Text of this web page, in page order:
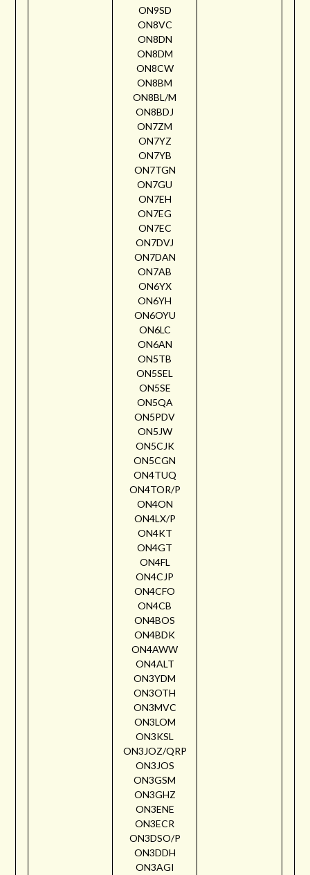
ON9SD
ON8VC
ON8DN
ON8DM
ON8CW
ON8BM
ON8BL/M
ON8BDJ
ON7ZM
ON7YZ
ON7YB
ON7TGN
ON7GU
ON7EH
ON7EG
ON7EC
ON7DVJ
ON7DAN
ON7AB
ON6YX
ON6YH
ON6OYU
ON6LC
ON6AN
ON5TB
ON5SEL
ON5SE
ON5QA
ON5PDV
ON5JW
ON5CJK
ON5CGN
ON4TUQ
ON4TOR/P
ON4ON
ON4LX/P
ON4KT
ON4GT
ON4FL
ON4CJP
ON4CFO
ON4CB
ON4BOS
ON4BDK
ON4AWW
ON4ALT
ON3YDM
ON3OTH
ON3MVC
ON3LOM
ON3KSL
ON3JOZ/QRP
ON3JOS
ON3GSM
ON3GHZ
ON3ENE
ON3ECR
ON3DSO/P
ON3DDH
ON3AGI